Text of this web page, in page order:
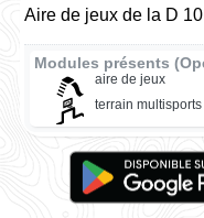
Aire de jeux de la D 10
Modules présents
aire de jeux
terrain multisports